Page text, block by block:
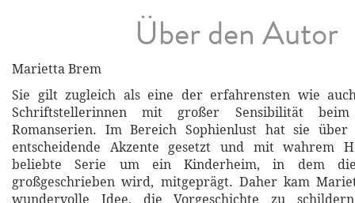
Über den Autor
Marietta Brem
Sie gilt zugleich als eine der erfahrensten wie
Schriftstellerinnen mit großer Sensibilität
Romanserien. Im Bereich Sophienlust hat sie über
entscheidende Akzente gesetzt und mit wahrem
beliebte Serie um ein Kinderheim, in dem die
großgeschrieben wird, mitgeprägt. Daher kam